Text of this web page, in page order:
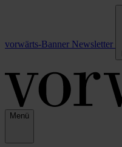
vorwärts-Banner Newsletter
Menü